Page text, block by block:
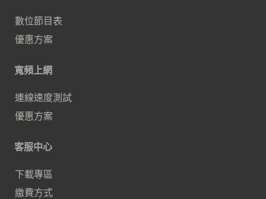
數位節目表
優惠方案
寬頻上網
連線速度測試
優惠方案
客服中心
下載專區
繳費方式